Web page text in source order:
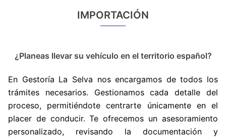
IMPORTACIÓN
¿Planeas llevar su vehículo en el territorio español?
En Gestoría La Selva nos encargamos de todos los
trámites necesarios. Gestionamos cada detalle del
proceso, permitiéndote centrarte únicamente en el
placer de conducir. Te ofrecemos un asesoramiento
personalizado, revisando la documentación y